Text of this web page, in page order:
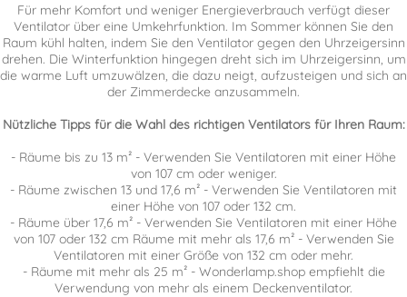
Für mehr Komfort und weniger Energieverbrauch verfügt dieser
Ventilator über eine Umkehrfunktion. Im Sommer können Sie den
Raum kühl halten, indem Sie den Ventilator gegen den Uhrzeigersinn
drehen. Die Winterfunktion hingegen dreht sich im Uhrzeigersinn, um
die warme Luft umzuwälzen, die dazu neigt, aufzusteigen und sich an
der Zimmerdecke anzusammeln.
Nützliche Tipps für die Wahl des richtigen Ventilators für Ihren Raum:
- Räume bis zu 13 m² - Verwenden Sie Ventilatoren mit einer Höhe
von 107 cm oder weniger.
- Räume zwischen 13 und 17,6 m² - Verwenden Sie Ventilatoren mit
einer Höhe von 107 oder 132 cm.
- Räume über 17,6 m² - Verwenden Sie Ventilatoren mit einer Höhe
von 107 oder 132 cm Räume mit mehr als 17,6 m² - Verwenden Sie
Ventilatoren mit einer Größe von 132 cm oder mehr.
- Räume mit mehr als 25 m² - Wonderlamp.shop empfiehlt die
Verwendung von mehr als einem Deckenventilator.